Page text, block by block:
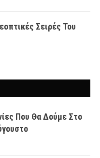
Σειρές Του
Που Θα Δούμε Στο